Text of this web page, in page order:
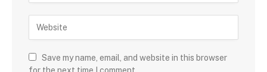
Save my name, email, and website in this browser